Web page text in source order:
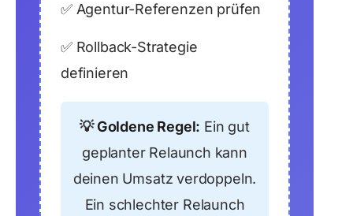
✅Agentur-Referenzen prüfen
✅Rollback-Strategie
definieren
💡Goldene Regel: Ein gut
geplanter Relaunch kann
deinen Umsatz verdoppeln.
Ein schlechter Relaunch